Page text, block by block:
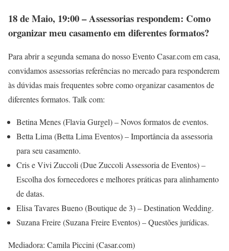
18 de Maio, 19:00 – Assessorias respondem: Como
organizar meu casamento em diferentes formatos?
Para abrir a segunda semana do nosso Evento Casar.com em casa,
convidamos assessorias referências no mercado para responderem
às dúvidas mais frequentes sobre como organizar casamentos de
diferentes formatos. Talk com:
Betina Menes (Flavia Gurgel) – Novos formatos de eventos.
Betta Lima (Betta Lima Eventos) – Importância da assessoria
para seu casamento.
Cris e Vivi Zuccoli (Due Zuccoli Assessoria de Eventos) –
Escolha dos fornecedores e melhores práticas para alinhamento
de datas.
Elisa Tavares Bueno (Boutique de 3) – Destination Wedding.
Suzana Freire (Suzana Freire Eventos) – Questões jurídicas.
Mediadora: Camila Piccini (Casar.com)